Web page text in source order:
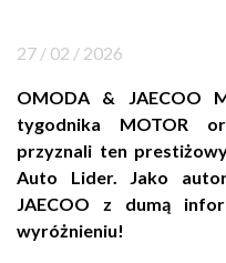
Kontakt
Marka
27 / 02 / 2026
OMODA & JAECOO
tygodnika MOTOR
przyznali ten
Auto Lider. Jako
JAECOO z dumą
wyróżnieniu!